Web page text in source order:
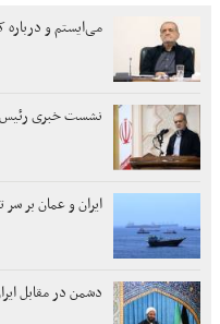
می‌ایستم و
نشست خبری
ایران و عمان بر سر
دشمن در مقابل